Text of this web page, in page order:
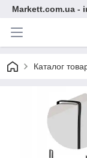
Markett.com.ua -
Каталог